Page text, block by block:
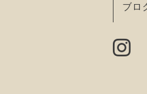
ブロ